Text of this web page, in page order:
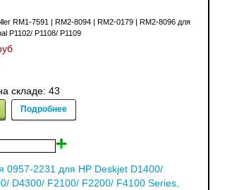
RM1-7591 | RM2-8094 | RM2-0179 | RM2-8096 для
P1102/ P1108/ P1109
складе: 43
Подробнее
0957-2231 для HP Deskjet D1400/
D4300/ F2100/ F2200/ F4100 Series,